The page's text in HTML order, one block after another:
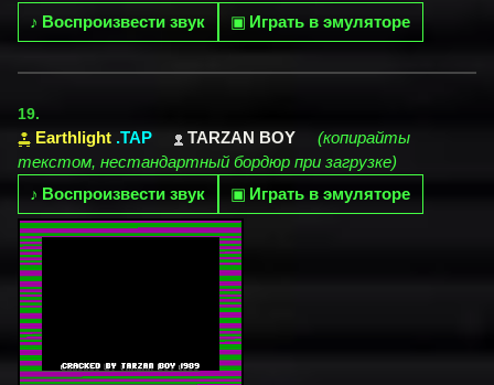
♪ Воспроизвести звук ▣ Играть в эмуляторе
19.
Earthlight .TAP TARZAN BOY
(копирайты
текстом, нестандартный бордюр при загрузке)
♪ Воспроизвести звук ▣ Играть в эмуляторе